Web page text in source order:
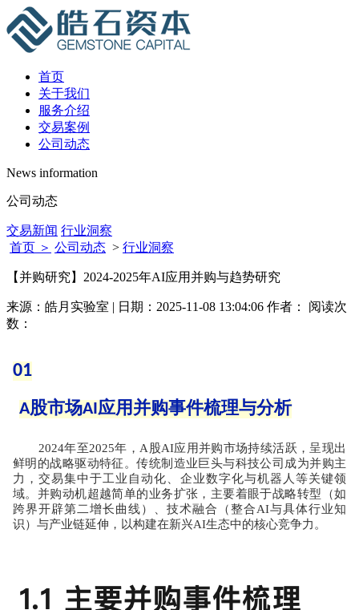
首页
关于我们
服务介绍
交易案例
公司动态
News information
公司动态
交易新闻 行业洞察
首页 ＞ 公司动态 > 行业洞察
【并购研究】2024-2025年AI应用并购与趋势研究
来源：皓月实验室 | 日期：2025-11-08 13:04:06 作者： 阅读次
数：
01
A股市场AI应用并购事件梳理与分析
2024年至2025年， A 股AI应用并购市场持续活跃，呈现出
鲜明的战略驱动特征。传统制造业巨头与科技公司成为并购主
力，交易集中于工业自动化、企业数字化与机器人等关键领
域。并购动机超越简单的业务扩张，主要着眼于战略转型（如
跨界开辟第二增长曲线）、技术融合（整合AI与具体行业知
识）与产业链延伸，以构建在新兴AI生态中的核心竞争力。